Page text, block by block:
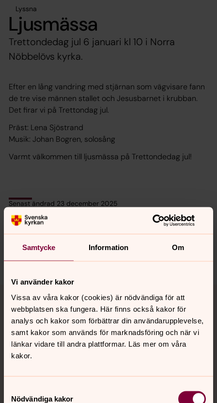
Samtycke Information Om
Vi använder kakor
Vissa av våra kakor (cookies) är nödvändiga för att
webbplatsen ska fungera. Här finns också kakor för
analys och kakor som förbättrar din användarupplevelse,
samt kakor som används för marknadsföring och när vi
länkar vidare till andra plattformar. Läs mer om våra
kakor.
Nödvändiga kakor
Lyssna
Ljusmässa
Trettondedag jul 6 januari kl 10 i Norra
Nöbbelövs kyrka.
Efter en lång vandring med stjärnan som vägvisare fann
de tre vise männen stallet och Jesusbarnet i krubban.
Det firar vi på Trettondag jul.
Präst: Lena Sjöstrand
Musik: Johan Bogren, solosång
Varmt välkommen till ljusmässa på Trettondedag jul!
Senast ändrad 23 december 2025
Synpunkter eller frågor på sidans
innehåll?
Kontakt
Kalender